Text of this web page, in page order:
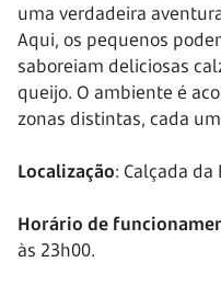
uma verdadeira
Aqui, os pequenos
saboreiam deliciosas
queijo. O ambiente é
zonas distintas, cada
Localização: Calçada da
Horário de
às 23h00.